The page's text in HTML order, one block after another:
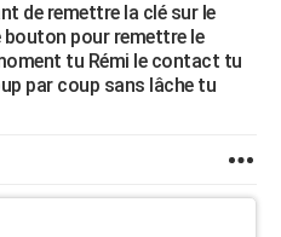
de remettre la clé sur le
pour remettre le
tu Rémi le contact tu
par coup sans lâche tu